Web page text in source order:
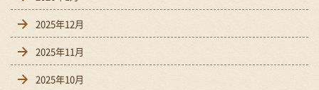
2025年12月
2025年11月
2025年10月